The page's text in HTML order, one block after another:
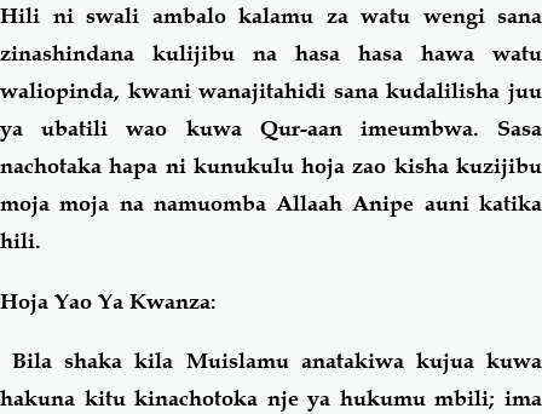
Fataawa Za Ulamaa Kauli Za Salaf
Akhlaaq-Aadaab Raqaaiq
Familia-Jamii Maswali-Majibu
Chemsha Bongo
Mapishi
Hili ni swali ambalo kalamu za watu wengi sana
zinashindana kulijibu na hasa hasa hawa watu
waliopinda, kwani wanajitahidi sana kudalilisha juu
ya ubatili wao kuwa Qur-aan imeumbwa. Sasa
nachotaka hapa ni kunukulu hoja zao kisha kuzijibu
moja moja na namuomba Allaah Anipe auni katika
hili.
Hoja Yao Ya Kwanza:
Bila shaka kila Muislamu anatakiwa kujua kuwa
hakuna kitu kinachotoka nje ya hukumu mbili; ima